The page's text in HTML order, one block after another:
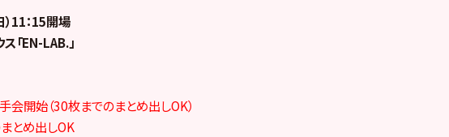
11：15開場
「EN-LAB.」
開始（30枚までのまとめ出しOK）
とめ出しOK